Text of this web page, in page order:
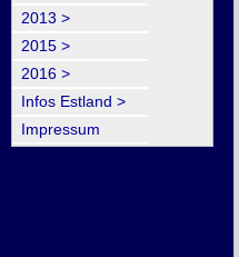
2013 >
2015 >
2016 >
Infos Estland >
Impressum